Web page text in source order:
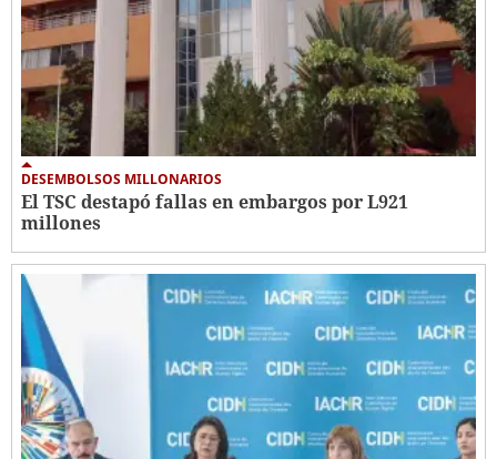
DESEMBOLSOS MILLONARIOS
El TSC destapó fallas en embargos por L921
millones